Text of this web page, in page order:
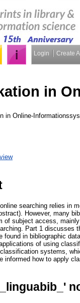
Login Create
in
in Online-
searching relies in
However, many
of subject access,
Part 1 discusses
found in bibliographic
of using
systems,
informed how to apply